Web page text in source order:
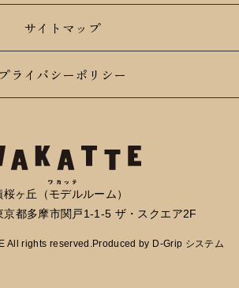
サイトマップ
プライバシーポリシー
ヶ丘（モデルルーム）
都多摩市関戸1-1-5 ザ・スクエア2F
All rights reserved.Produced by D-Grip システム